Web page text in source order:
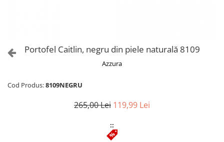
Genți Albe
Genți Bej
Portofel Caitlin, negru din piele naturală 8109
Azzura
Cod Produs:8109NEGRU
265,00 Lei 119,99 Lei
::